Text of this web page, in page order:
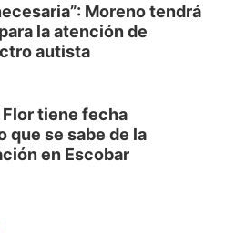
Moreno tendrá
la atención de
autista
Flor tiene fecha
que se sabe de la
en Escobar